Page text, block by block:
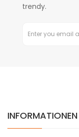
trendy.
INFORMATIONEN